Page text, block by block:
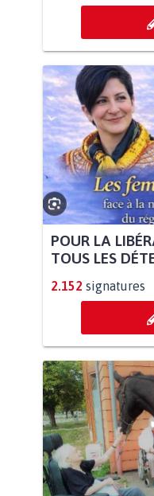
POUR LA
TOUS LES
2.152 signatures